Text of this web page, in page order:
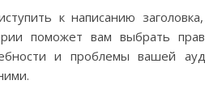
к написанию
поможет вам выбрать
и проблемы вашей